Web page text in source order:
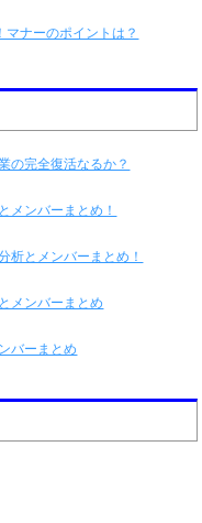
ナーのポイントは？
の完全復活なるか？
メンバーまとめ！
析とメンバーまとめ！
メンバーまとめ
バーまとめ